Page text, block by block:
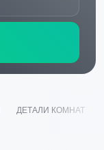
ДЕТАЛИ КОМНАТ